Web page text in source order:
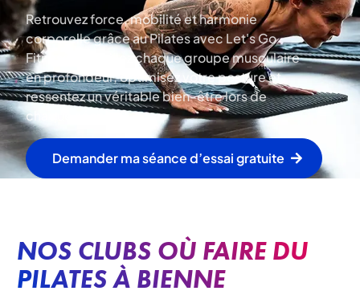
Retrouvez force, mobilité et harmonie
corporelle grâce au Pilates avec Let's Go
Fitness : travaillez chaque groupe musculaire
en profondeur, optimisez votre posture et
ressentez un véritable bien-être lors de
chaque séance.
Demander ma séance d’essai gratuite
NOS CLUBS OÙ FAIRE DU
PILATES À BIENNE